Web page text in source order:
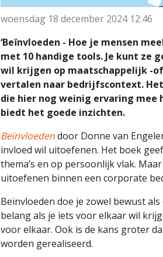
woensdag 18 december 2024 12:46
‘Beïnvloeden - Hoe je mensen
met 10 handige tools. Je kunt ze
wil krijgen op maatschappelijk -
vertalen naar bedrijfscontext.
die hier nog weinig ervaring mee
biedt het goede inzichten.
Beïnvloedendoor Donne van
invloed wil uitoefenen. Het boek
thema’s en op persoonlijk vlak.
uitoefenen binnen een corporate
Beïnvloeden doe je zowel bewust
belang als je iets voor elkaar wil
voor elkaar. Ook is de kans groter
worden gerealiseerd.